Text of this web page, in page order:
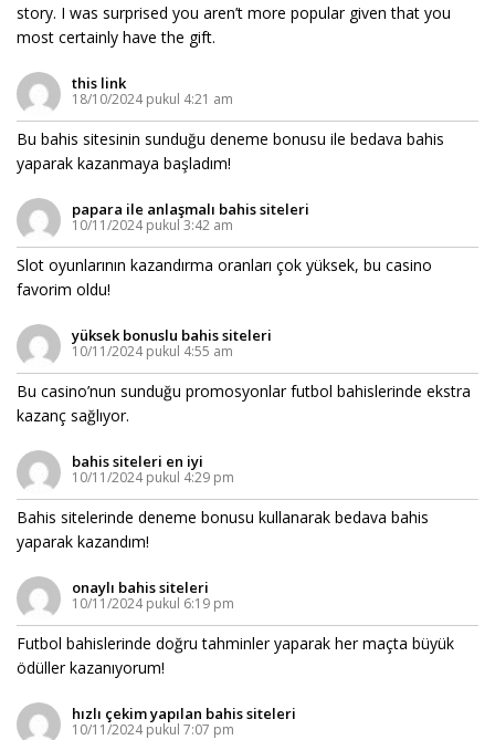
story. I was surprised you aren’t more popular given that you
most certainly have the gift.
this link
18/10/2024 pukul 4:21 am
Bu bahis sitesinin sunduğu deneme bonusu ile bedava bahis
yaparak kazanmaya başladım!
papara ile anlaşmalı bahis siteleri
10/11/2024 pukul 3:42 am
Slot oyunlarının kazandırma oranları çok yüksek, bu casino
favorim oldu!
yüksek bonuslu bahis siteleri
10/11/2024 pukul 4:55 am
Bu casino’nun sunduğu promosyonlar futbol bahislerinde ekstra
kazanç sağlıyor.
bahis siteleri en iyi
10/11/2024 pukul 4:29 pm
Bahis sitelerinde deneme bonusu kullanarak bedava bahis
yaparak kazandım!
onaylı bahis siteleri
10/11/2024 pukul 6:19 pm
Futbol bahislerinde doğru tahminler yaparak her maçta büyük
ödüller kazanıyorum!
hızlı çekim yapılan bahis siteleri
10/11/2024 pukul 7:07 pm